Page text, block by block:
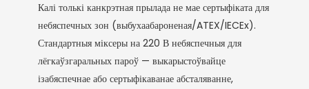
Калі толькі канкрэтная прылада не мае сертыфіката для
небяспечных зон (выбухаабароненая/ATEX/IECEx).
Стандартныя міксеры на 220 В небяспечныя для
лёгкаўзгаральных пароў — выкарыстоўвайце
ізабяспечнае або сертыфікаванае абсталяванне,